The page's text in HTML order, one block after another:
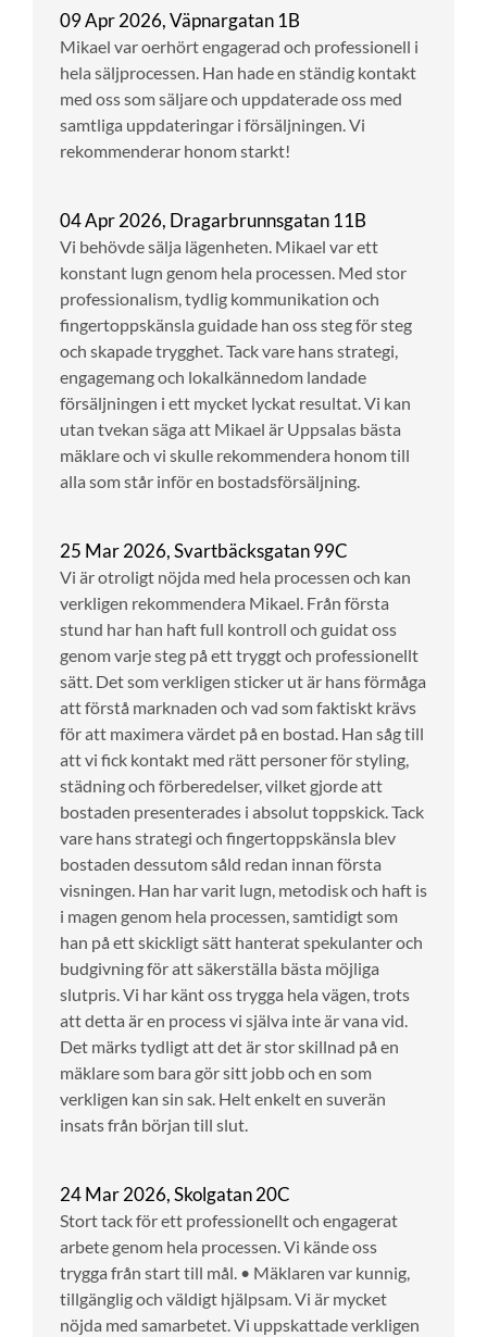
09 Apr 2026, Väpnargatan 1B
Mikael var oerhört engagerad och professionell i
hela säljprocessen. Han hade en ständig kontakt
med oss som säljare och uppdaterade oss med
samtliga uppdateringar i försäljningen. Vi
rekommenderar honom starkt!
04 Apr 2026, Dragarbrunnsgatan 11B
Vi behövde sälja lägenheten. Mikael var ett
konstant lugn genom hela processen. Med stor
professionalism, tydlig kommunikation och
fingertoppskänsla guidade han oss steg för steg
och skapade trygghet. Tack vare hans strategi,
engagemang och lokalkännedom landade
försäljningen i ett mycket lyckat resultat. Vi kan
utan tvekan säga att Mikael är Uppsalas bästa
mäklare och vi skulle rekommendera honom till
alla som står inför en bostadsförsäljning.
25 Mar 2026, Svartbäcksgatan 99C
Vi är otroligt nöjda med hela processen och kan
verkligen rekommendera Mikael. Från första
stund har han haft full kontroll och guidat oss
genom varje steg på ett tryggt och professionellt
sätt. Det som verkligen sticker ut är hans förmåga
att förstå marknaden och vad som faktiskt krävs
för att maximera värdet på en bostad. Han såg till
att vi fick kontakt med rätt personer för styling,
städning och förberedelser, vilket gjorde att
bostaden presenterades i absolut toppskick. Tack
vare hans strategi och fingertoppskänsla blev
bostaden dessutom såld redan innan första
visningen. Han har varit lugn, metodisk och haft is
i magen genom hela processen, samtidigt som
han på ett skickligt sätt hanterat spekulanter och
budgivning för att säkerställa bästa möjliga
slutpris. Vi har känt oss trygga hela vägen, trots
att detta är en process vi själva inte är vana vid.
Det märks tydligt att det är stor skillnad på en
mäklare som bara gör sitt jobb och en som
verkligen kan sin sak. Helt enkelt en suverän
insats från början till slut.
24 Mar 2026, Skolgatan 20C
Stort tack för ett professionellt och engagerat
arbete genom hela processen. Vi kände oss
trygga från start till mål. • Mäklaren var kunnig,
tillgänglig och väldigt hjälpsam. Vi är mycket
nöjda med samarbetet. Vi uppskattade verkligen